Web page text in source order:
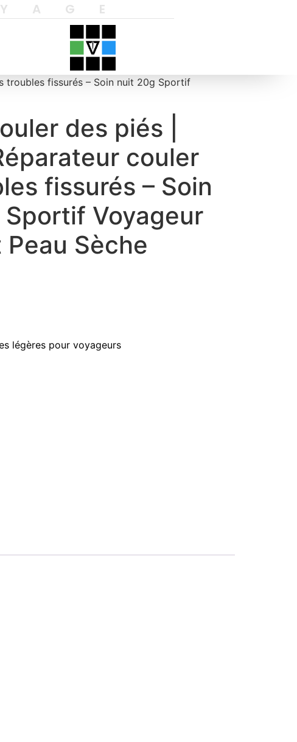
troubles fissurés – Soin nuit 20g Sportif
des piés |
couler
fissurés – Soin
Voyageur
Sèche
légères pour voyageurs